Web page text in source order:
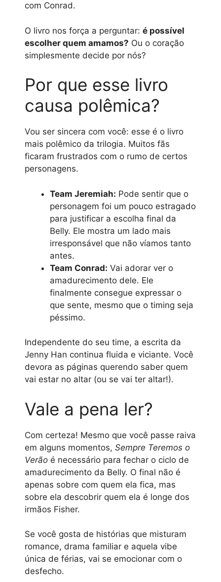
com Conrad.
O livro nos força a perguntar: é possível
escolher quem amamos? Ou o coração
simplesmente decide por nós?
Por que esse livro
causa polêmica?
Vou ser sincera com você: esse é o livro
mais polêmico da trilogia. Muitos fãs
ficaram frustrados com o rumo de certos
personagens.
Team Jeremiah: Pode sentir que o
personagem foi um pouco estragado
para justificar a escolha final da
Belly. Ele mostra um lado mais
irresponsável que não víamos tanto
antes.
Team Conrad: Vai adorar ver o
amadurecimento dele. Ele
finalmente consegue expressar o
que sente, mesmo que o timing seja
péssimo.
Independente do seu time, a escrita da
Jenny Han continua fluida e viciante. Você
devora as páginas querendo saber quem
vai estar no altar (ou se vai ter altar!).
Vale a pena ler?
Com certeza! Mesmo que você passe raiva
em alguns momentos, Sempre Teremos o
Verão é necessário para fechar o ciclo de
amadurecimento da Belly. O final não é
apenas sobre com quem ela fica, mas
sobre ela descobrir quem ela é longe dos
irmãos Fisher.
Se você gosta de histórias que misturam
romance, drama familiar e aquela vibe
única de férias, vai se emocionar com o
desfecho.